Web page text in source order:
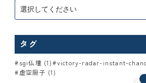
タグ
sgi仏壇 (1) victory-radar-instant-
虚空厨子 (1)